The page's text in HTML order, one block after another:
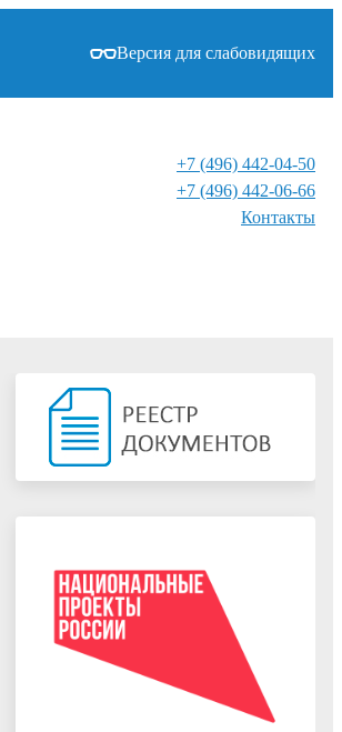
Версия для слабовидящих
+7 (496) 442-04-50
+7 (496) 442-06-66
Контакты⁠